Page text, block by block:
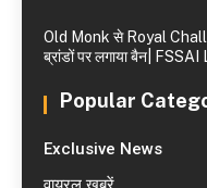
Old Monk से Royal
ब्रांडों पर लगाया बैन|
Popular
Exclusive News